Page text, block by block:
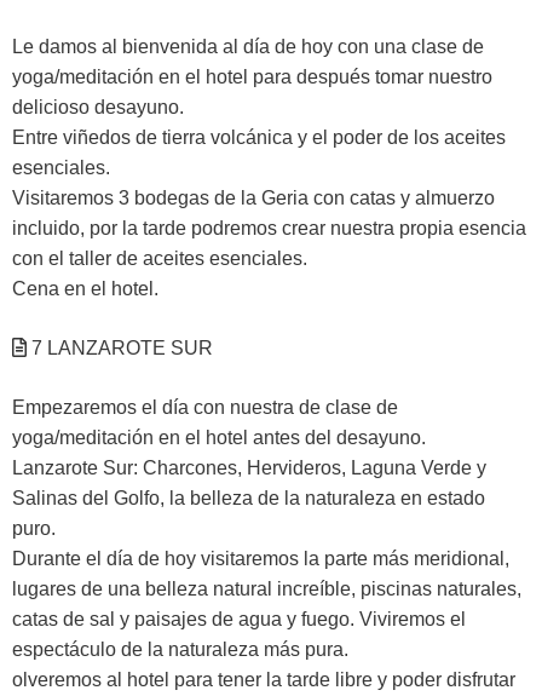
Le damos al bienvenida al día de hoy con una clase de
yoga/meditación en el hotel para después tomar nuestro
delicioso desayuno.
Entre viñedos de tierra volcánica y el poder de los aceites
esenciales.
Visitaremos 3 bodegas de la Geria con catas y almuerzo
incluido, por la tarde podremos crear nuestra propia esencia
con el taller de aceites esenciales.
Cena en el hotel.
7 LANZAROTE SUR
Empezaremos el día con nuestra de clase de
yoga/meditación en el hotel antes del desayuno.
Lanzarote Sur: Charcones, Hervideros, Laguna Verde y
Salinas del Golfo, la belleza de la naturaleza en estado
puro.
Durante el día de hoy visitaremos la parte más meridional,
lugares de una belleza natural increíble, piscinas naturales,
catas de sal y paisajes de agua y fuego. Viviremos el
espectáculo de la naturaleza más pura.
olveremos al hotel para tener la tarde libre y poder disfrutar